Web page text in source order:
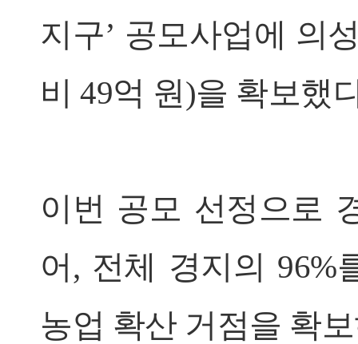
지구’ 공모사업에 의
비 49억 원)을 확보했
이번 공모 선정으로
어, 전체 경지의 96%
농업 확산 거점을 확